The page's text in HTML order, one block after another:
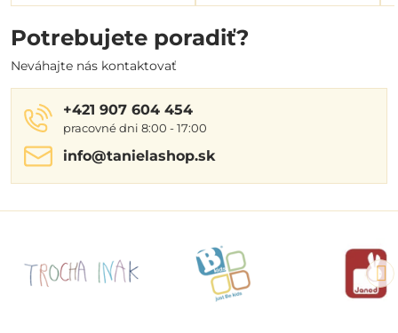
Potrebujete poradiť?
Neváhajte nás kontaktovať
+421 907 604 454
pracovné dni 8:00 - 17:00
info​@tanielashop​.sk